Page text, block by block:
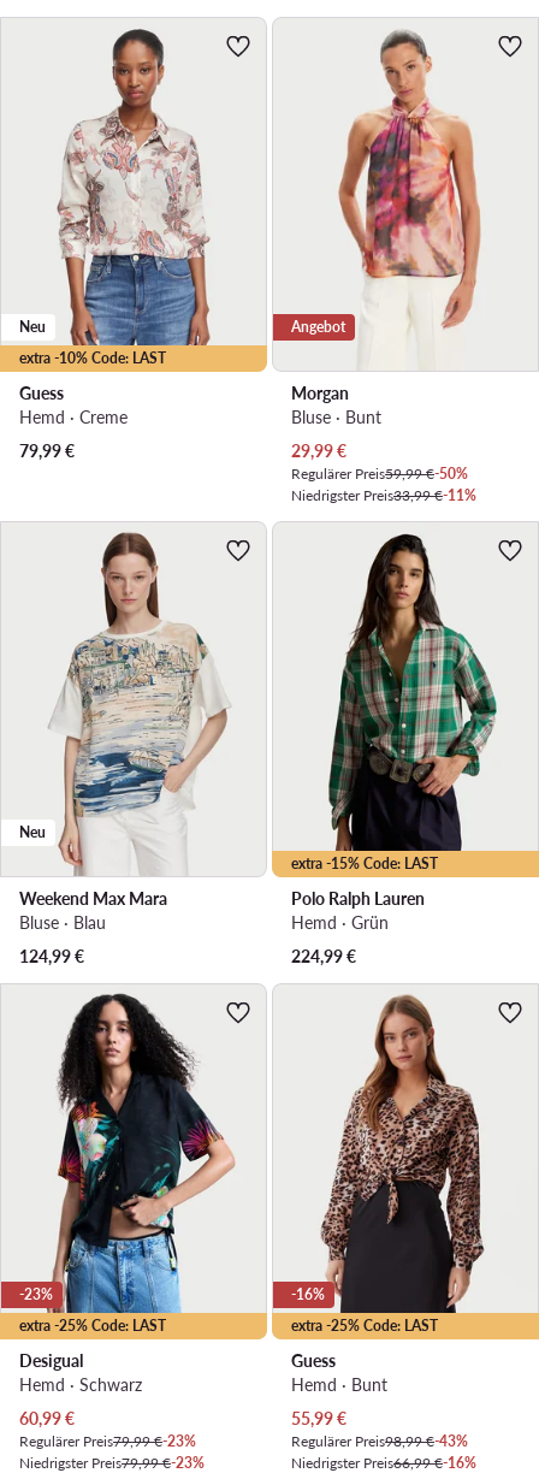
extra -10% Code: LAST
Neu
Guess
Hemd · Creme
79,99€
Angebot
Morgan
Bluse · Bunt
Aktueller Preis
29,99€
Regulärer Preis59,99 €-50%
Niedrigster Preis33,99 €-11%
Neu
Weekend Max Mara
Bluse · Blau
124,99€
extra -15% Code: LAST
Polo Ralph Lauren
Hemd · Grün
224,99€
extra -25% Code: LAST
-23%
Desigual
Hemd · Schwarz
Aktueller Preis
60,99€
Regulärer Preis79,99 €-23%
Niedrigster Preis79,99 €-23%
extra -25% Code: LAST
-16%
Guess
Hemd · Bunt
Aktueller Preis
55,99€
Regulärer Preis98,99 €-43%
Niedrigster Preis66,99 €-16%